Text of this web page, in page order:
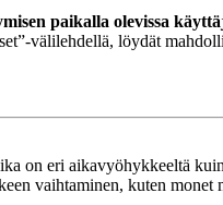
paikalla olevissa
välilehdellä, löydät
on eri aikavyöhykkeeltä
vaihtaminen, kuten